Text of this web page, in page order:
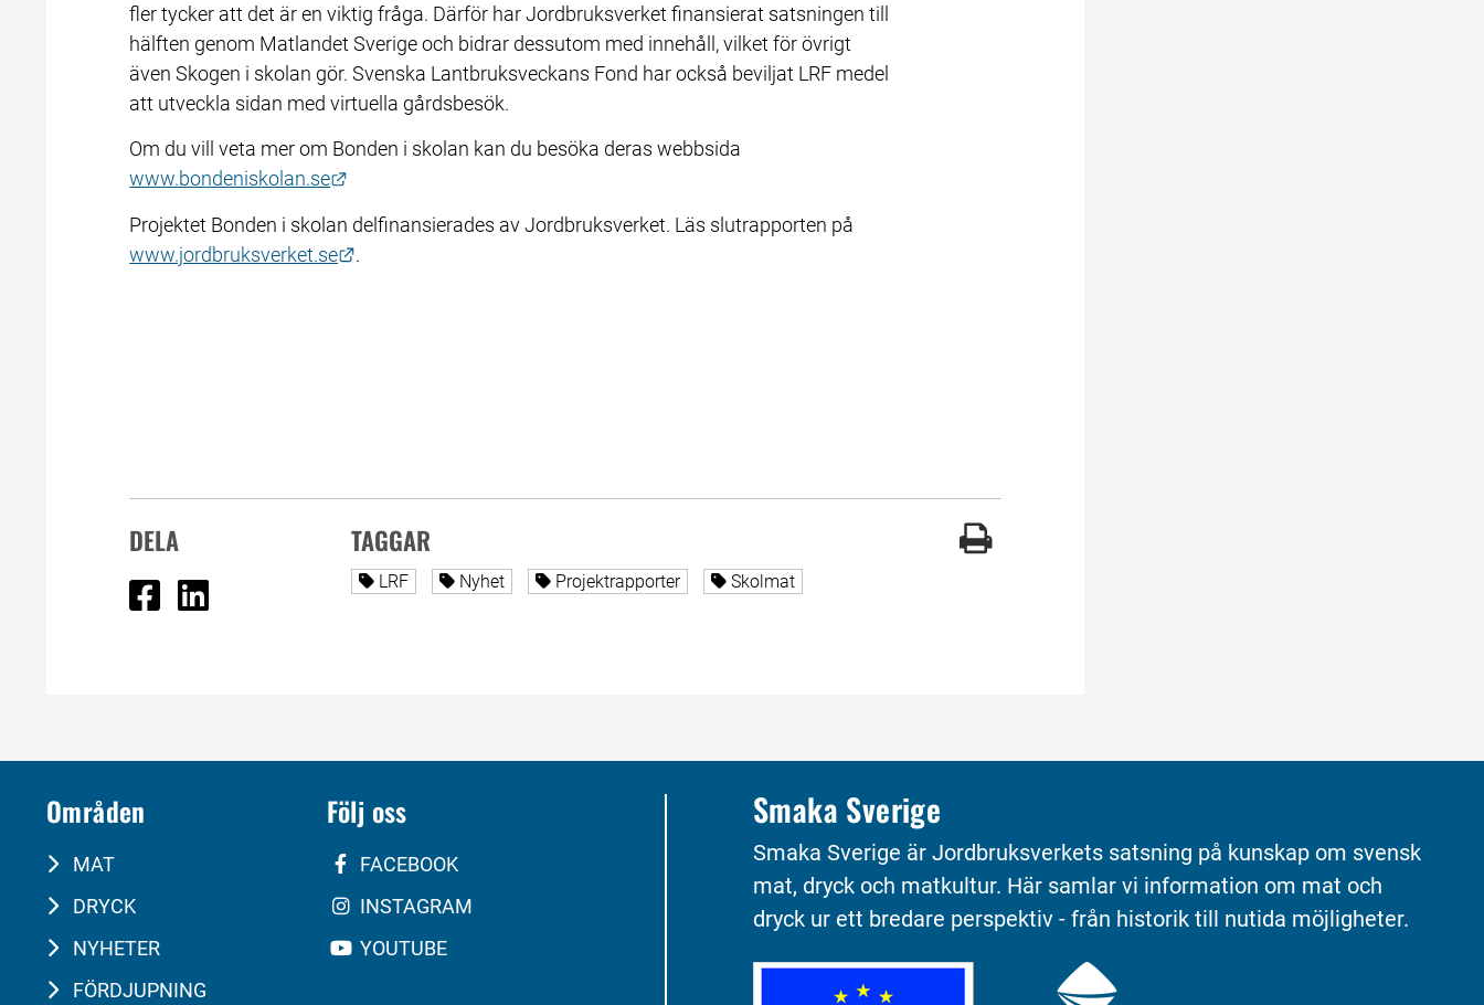
fler tycker att det är en viktig fråga. Därför har Jordbruksverket finansierat satsningen till
hälften genom Matlandet Sverige och bidrar dessutom med innehåll, vilket för övrigt
även Skogen i skolan gör. Svenska Lantbruksveckans Fond har också beviljat LRF medel
att utveckla sidan med virtuella gårdsbesök.
www.bondeniskolan.se
Länk till annan webbplats.
www.jordbruksverket.se
Länk till annan webbplats.
.
DELA
Dela på Facebook
Dela på Linked In
TAGGAR
Alla sidor taggade med
LRF Alla sidor taggade med
Nyhet Alla sidor taggade med
Projektrapporter Alla sidor taggade med
Skolmat
Områden
MAT
DRYCK
NYHETER
FÖRDJUPNING
Följ oss
FACEBOOK
INSTAGRAM
YOUTUBE
Smaka Sverige
Smaka Sverige är Jordbruksverkets satsning på kunskap om svensk
mat, dryck och matkultur. Här samlar vi information om mat och
dryck ur ett bredare perspektiv - från historik till nutida möjligheter.